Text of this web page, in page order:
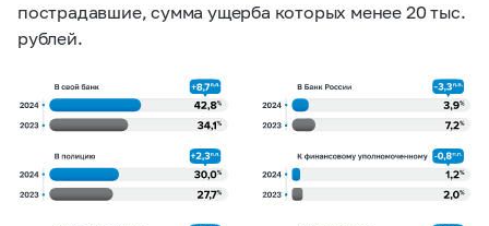
пострадавшие, сумма ущерба которых менее 20 тыс.
рублей.